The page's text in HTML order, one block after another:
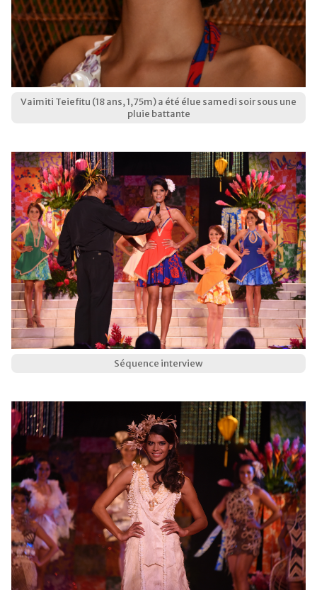
Vaimiti Teiefitu (18 ans, 1,75m) a été élue samedi soir sous une
pluie battante
Séquence interview